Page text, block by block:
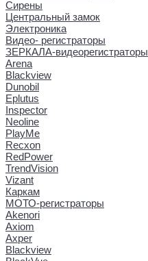
Сирены
Центральный замок
Электроника
Видео- регистраторы
ЗЕРКАЛА-видеорегистраторы
Arena
Blackview
Dunobil
Eplutus
Inspector
Neoline
PlayMe
Recxon
RedPower
TrendVision
Vizant
Каркам
МОТО-регистраторы
Akenori
Axiom
Axper
Blackview